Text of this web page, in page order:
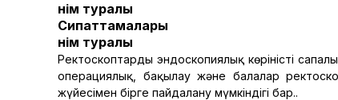
Өнім туралы
Сипаттамалары
Өнім туралы
Ректоскоптарды эндоскопиялық көріністі
операциялық, бақылау және балалар
жүйесімен бірге пайдалану мүмкіндігі бар..